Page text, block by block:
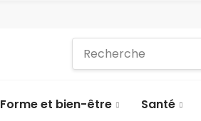
Forme et bien-être Santé